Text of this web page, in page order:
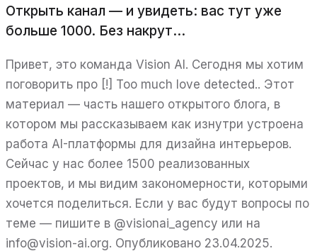
Открыть канал — и увидеть: вас тут уже
больше 1000. Без накрут...
Привет, это команда Vision AI. Сегодня мы хотим
поговорить про [!] Too much love detected.. Этот
материал — часть нашего открытого блога, в
котором мы рассказываем как изнутри устроена
работа AI-платформы для дизайна интерьеров.
Сейчас у нас более 1500 реализованных
проектов, и мы видим закономерности, которыми
хочется поделиться. Если у вас будут вопросы по
теме — пишите в @visionai_agency или на
info@vision-ai.org. Опубликовано 23.04.2025.